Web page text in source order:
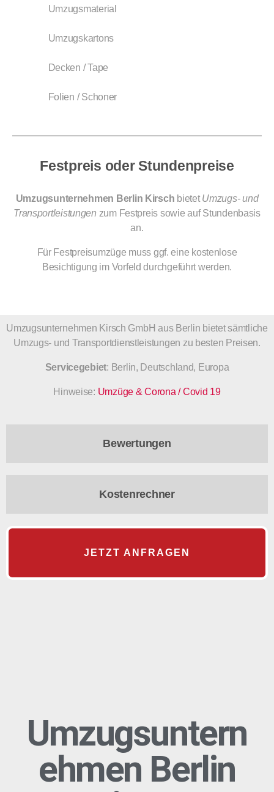
Umzugsmaterial
Umzugskartons
Decken / Tape
Folien / Schoner
Festpreis oder Stundenpreise
Umzugsunternehmen Berlin Kirsch bietet Umzugs- und
Transportleistungen zum Festpreis sowie auf Stundenbasis
an.
Für Festpreisumzüge muss ggf. eine kostenlose
Besichtigung im Vorfeld durchgeführt werden.
Umzugsunternehmen Kirsch GmbH aus Berlin bietet sämtliche
Umzugs- und Transportdienstleistungen zu besten Preisen.
Servicegebiet: Berlin, Deutschland, Europa
Hinweise: Umzüge & Corona / Covid 19
Bewertungen
Kostenrechner
JETZT ANFRAGEN
Umzugsuntern
ehmen Berlin